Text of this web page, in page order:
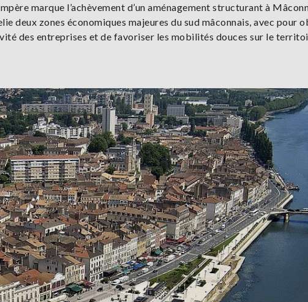
marque l’achèvement d’un aménagement structurant à
deux zones économiques majeures du sud mâconnais, avec pour
des entreprises et de favoriser les mobilités douces sur le